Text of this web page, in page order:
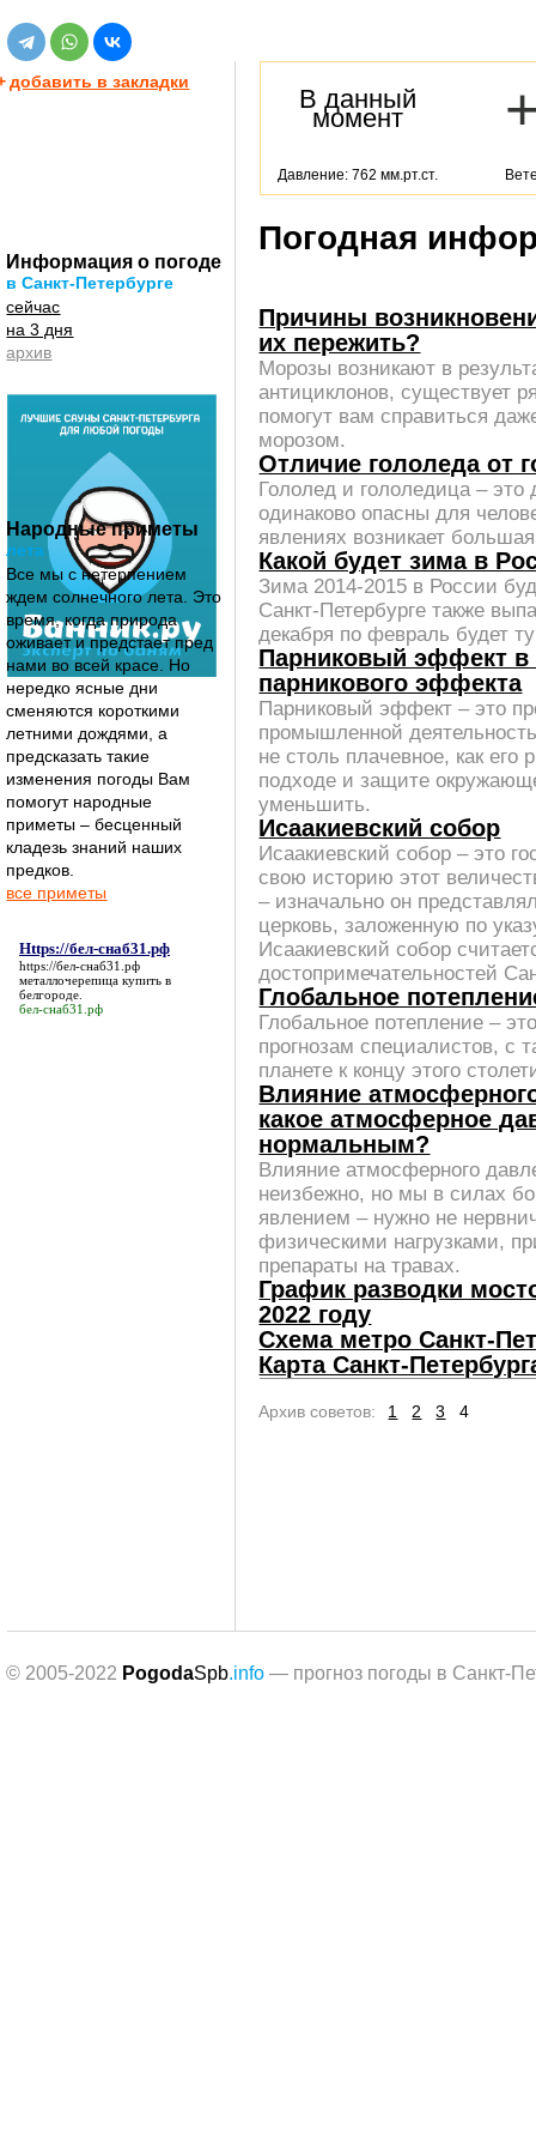
добавить в закладки
Информация о погоде
в Санкт-Петербурге
сейчас
на 3 дня
архив
Народные приметы
лета
Все мы с нетерпением
ждем солнечного лета. Это
время, когда природа
оживает и предстает пред
нами во всей красе. Но
нередко ясные дни
сменяются короткими
летними дождями, а
предсказать такие
изменения погоды Вам
помогут народные
приметы – бесценный
кладезь знаний наших
предков.
все приметы
Https://бел-снаб31.рф
https://бел-снаб31.рф
металлочерепица купить в
белгороде.
бел-снаб31.рф
В данный
момент
Давление: 762 мм.рт.ст.
Погодная
Причины
их пережить?
Морозы возникают в
антициклонов, существует
помогут вам справиться
морозом.
Отличие гололеда от
Гололед и гололедица –
одинаково опасны для
явлениях возникает
Какой будет зима в
Зима 2014-2015 в России
Санкт-Петербурге также
декабря по февраль будет
Парниковый эффект
парникового эффекта
Парниковый эффект – это
промышленной
не столь плачевное, как его
подходе и защите
уменьшить.
Исаакиевский собор
Исаакиевский собор – это
свою историю этот
– изначально он
церковь, заложенную по
Исаакиевский собор
достопримечательностей
Глобальное
Глобальное потепление –
прогнозам специалистов, с
планете к концу этого
Влияние
какое атмосферное
нормальным?
Влияние атмосферного
неизбежно, но мы в силах
явлением – нужно не
физическими нагрузками,
препараты на травах.
График разводки
2022 году
Схема метро Санкт-
Карта Санкт-
Архив советов: 1 2 3 4
© 2005-2022 PogodaSpb.info — прогноз погоды в Санкт-